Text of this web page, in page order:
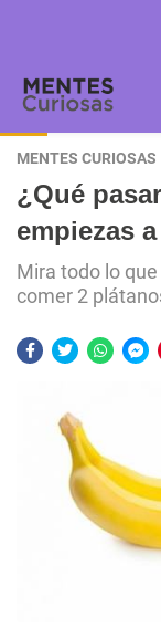
MENTES CURIOSAS
¿Qué
empiezas
Mira todo lo
comer 2